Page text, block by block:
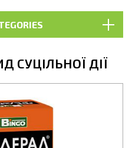
СУЦІЛЬНОЇ ДІЇ